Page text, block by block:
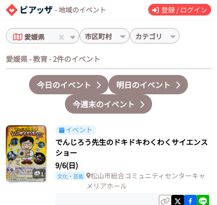
- 地域のイベント 登録 / ログイン
愛媛県 市区町村 カテゴリ
愛媛県 - 教育 - 2件のイベント
今日のイベント
明日のイベント
今週末のイベント
1
イベント
でんじろう先生のドキドキわくわくサイエンス
ショー
9/6(日)
文化・芸能
松山市総合コミュニティセンターキャ
メリアホール